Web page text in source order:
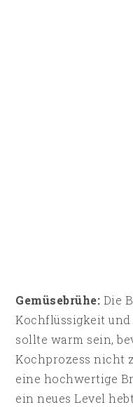
Gemüsebrühe: Die
Kochflüssigkeit und
sollte warm sein,
Kochprozess nicht
eine hochwertige
ein neues Level hebt.